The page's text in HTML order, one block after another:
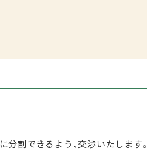
割できるよう、交渉いたします。